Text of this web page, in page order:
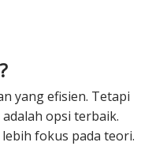
yang efisien. Tetapi
opsi terbaik.
fokus pada teori.